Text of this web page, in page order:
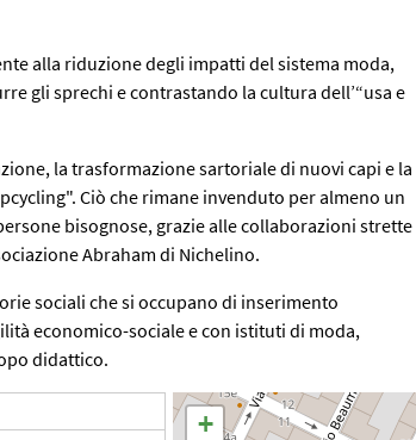
alla riduzione degli impatti del sistema moda,
gli sprechi e contrastando la cultura dell’“usa e
la trasformazione sartoriale di nuovi capi e la
Ciò che rimane invenduto per almeno un
bisognose, grazie alle collaborazioni strette
Abraham di Nichelino.
sociali che si occupano di inserimento
economico-sociale e con istituti di moda,
didattico.
+